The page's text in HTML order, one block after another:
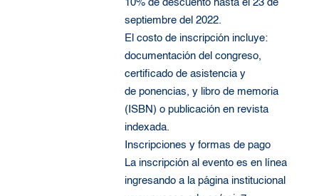
10% de descuento hasta el 23 de
septiembre del 2022.
El costo de inscripción incluye:
documentación del congreso,
certificado de asistencia y
de ponencias, y libro de memoria
(ISBN) o publicación en revista
indexada.
Inscripciones y formas de pago
La inscripción al evento es en línea
ingresando a la página institucional